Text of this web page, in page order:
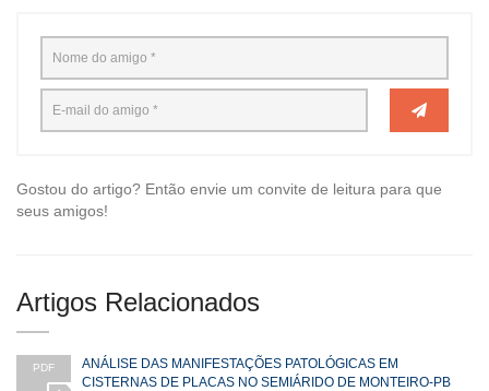
Gostou do artigo? Então envie um convite de leitura para que
seus amigos!
Artigos Relacionados
PDF
ANÁLISE DAS MANIFESTAÇÕES PATOLÓGICAS EM
CISTERNAS DE PLACAS NO SEMIÁRIDO DE MONTEIRO-PB